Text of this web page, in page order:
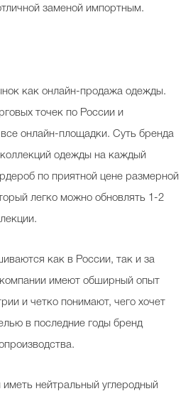
заменой импортным.
как онлайн-продажа одежды.
точек по России и
онлайн-площадки. Суть бренда
одежды на каждый
по приятной цене размерной
легко можно обновлять 1-2
как в России, так и за
имеют обширный опыт
и четко понимают, чего хочет
в последние годы бренд
иметь нейтральный углеродный